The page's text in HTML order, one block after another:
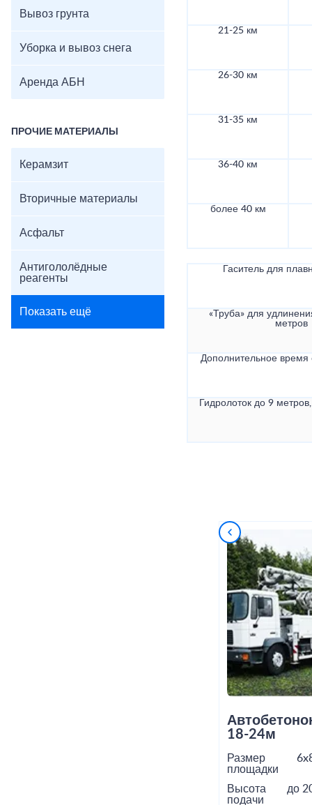
Вывоз грунта
Уборка и вывоз снега
Аренда АБН
ПРОЧИЕ МАТЕРИАЛЫ
Керамзит
Вторичные материалы
Асфальт
Антигололёдные
реагенты
Показать ещё
21-25 км
26-30 км
31-35 км
36-40 км
более 40 км
Гаситель для
«Труба» для
метров
Дополнительное
Гидролоток до 9
18-24м
Размер
площадки
Высота
подачи
до